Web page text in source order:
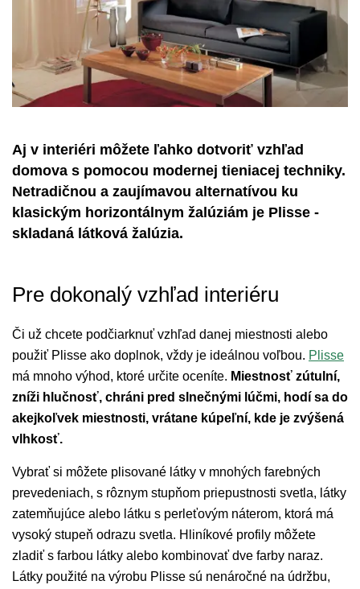
Aj v interiéri môžete ľahko dotvoriť vzhľad
domova s pomocou modernej tieniacej techniky.
Netradičnou a zaujímavou alternatívou ku
klasickým horizontálnym žalúziám je Plisse -
skladaná látková žalúzia.
Pre dokonalý vzhľad interiéru
Či už chcete podčiarknuť vzhľad danej miestnosti alebo
použiť Plisse ako doplnok, vždy je ideálnou voľbou. Plisse
má mnoho výhod, ktoré určite oceníte. Miestnosť zútulní,
zníži hlučnosť, chráni pred slnečnými lúčmi, hodí sa do
akejkoľvek miestnosti, vrátane kúpeľní, kde je zvýšená
vlhkosť.
Vybrať si môžete plisované látky v mnohých farebných
prevedeniach, s rôznym stupňom priepustnosti svetla, látky
zatemňujúce alebo látku s perleťovým náterom, ktorá má
vysoký stupeň odrazu svetla. Hliníkové profily môžete
zladiť s farbou látky alebo kombinovať dve farby naraz.
Látky použité na výrobu Plisse sú nenáročné na údržbu,